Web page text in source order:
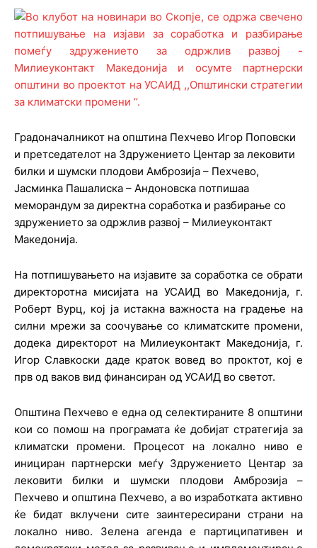
Градоначалникот на општина Пехчево Игор Поповски
и претседателот на Здружението Центар за лековити
билки и шумски плодови Амброзија – Пехчево,
Јасминка Пашалиска – Андоновска потпишаа
меморандум за директна соработка и разбирање со
здружението за одржлив развој – Милиеуконтакт
Македонија.
На потпишувањето на изјавите за соработка се обрати
директоротна мисијата на УСАИД во Македонија, г.
Роберт Вурц, кој ја истакна важноста на градење на
силни мрежи за соочување со климатските промени,
додека директорот на Милиеуконтакт Македонија, г.
Игор Славкоски даде краток вовед во проктот, кој е
прв од ваков вид финансиран од УСАИД во светот.
Општина Пехчево е една од селектираните 8 општини
кои со помош на програмата ќе добијат стратегија за
климатски промени. Процесот на локално ниво е
инициран партнерски меѓу Здружението Центар за
лековити билки и шумски плодови Амброзија –
Пехчево и општина Пехчево, а во изработката активно
ќе бидат вклучени сите заинтересирани страни на
локално ниво. Зелена агенда е партиципативен и